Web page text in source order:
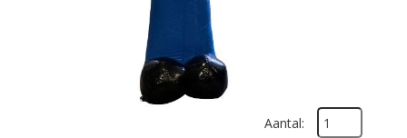
Aantal: